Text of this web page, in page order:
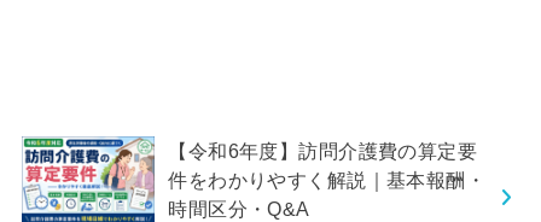
【令和6年度】訪問介護費の算定要
件をわかりやすく解説｜基本報酬・
時間区分・Q&A